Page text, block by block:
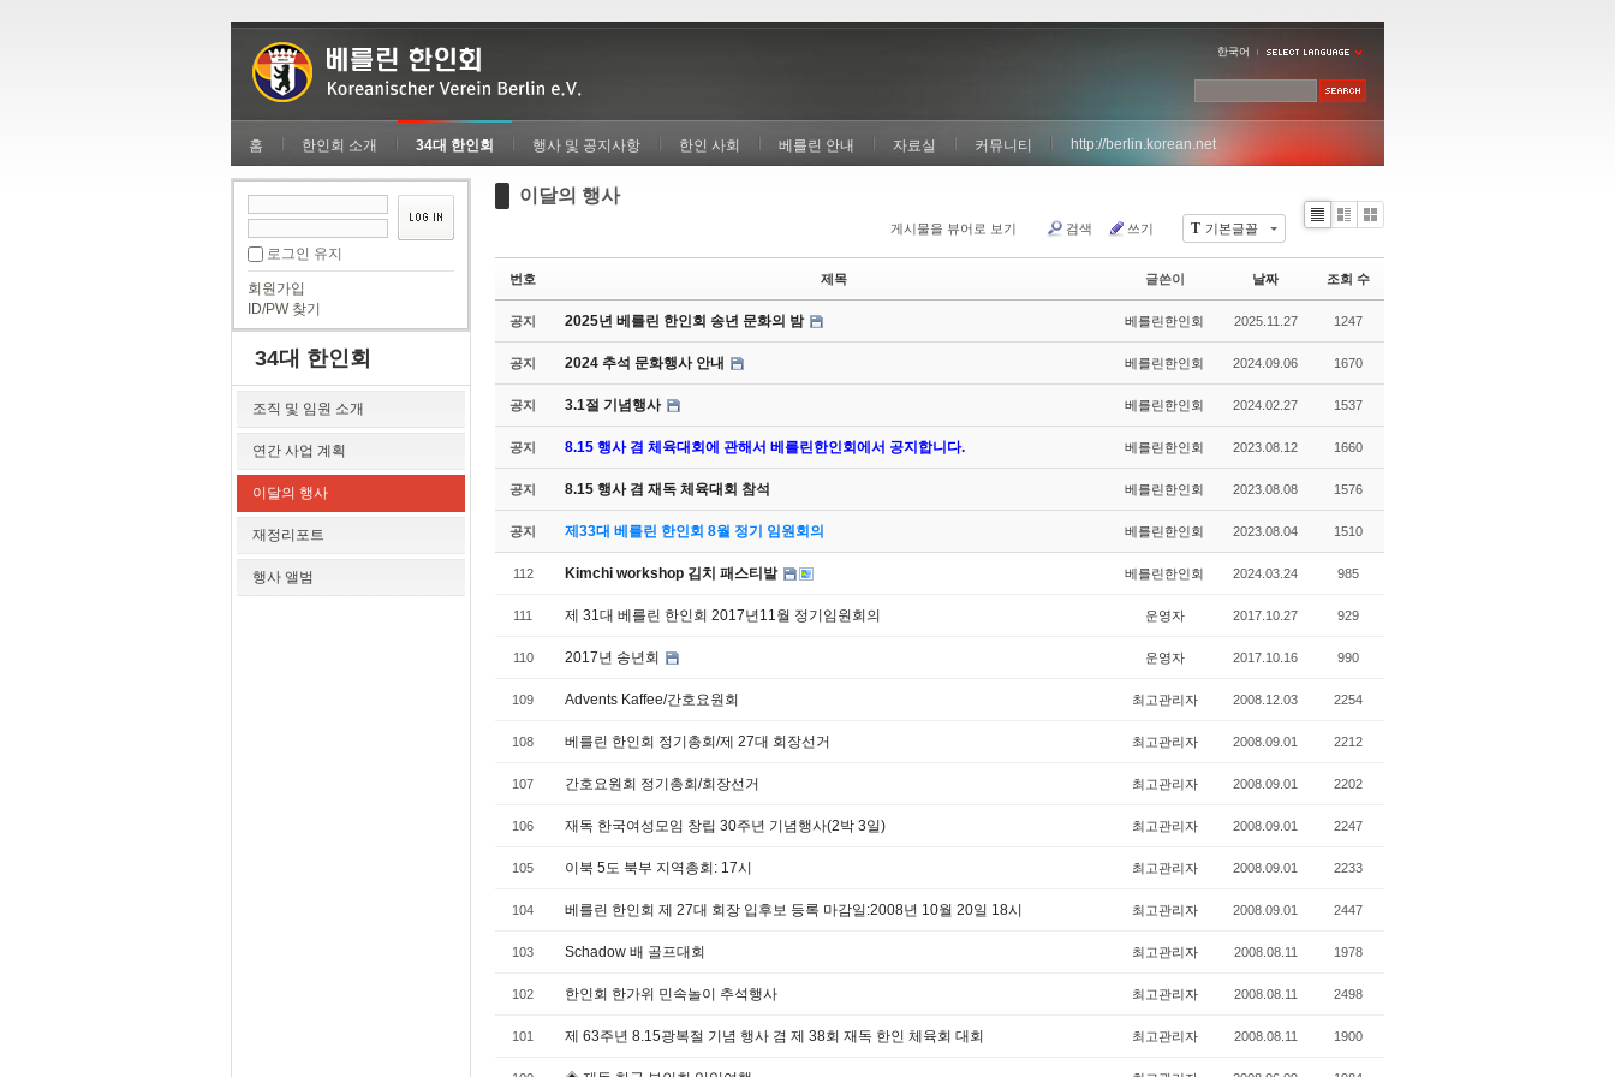
한국어
홈 한인회 소개 34대 한인회 행사 및 공지사항 한인 사회 베를린 안내 자료실 커뮤니티 http://berlin.korean.net
로그인 유지
회원가입
ID/PW 찾기
34대 한인회
조직 및 임원 소개
연간 사업 계획
이달의 행사
재정리포트
행사 앨범
이달의 행사
T 기본글꼴
게시물을 뷰어로 보기 검색 쓰기
Li
st
Zi
n
e
G
al
le
r
번호 제목 글쓴이 날짜 조회 수
공지 2025년 베를린 한인회 송년 문화의 밤 베를린한인회 2025.11.27 1247
공지 2024 추석 문화행사 안내 베를린한인회 2024.09.06 1670
공지 3.1절 기념행사 베를린한인회 2024.02.27 1537
공지 8.15 행사 겸 체육대회에 관해서 베를린한인회에서 공지합니다. 베를린한인회 2023.08.12 1660
공지 8.15 행사 겸 재독 체육대회 참석 베를린한인회 2023.08.08 1576
공지 제33대 베를린 한인회 8월 정기 임원회의 베를린한인회 2023.08.04 1510
112 Kimchi workshop 김치 패스티발 베를린한인회 2024.03.24 985
111 제 31대 베를린 한인회 2017년11월 정기임원회의 운영자 2017.10.27 929
110 2017년 송년회 운영자 2017.10.16 990
109 Advents Kaffee/간호요원회 최고관리자 2008.12.03 2254
108 베를린 한인회 정기총회/제 27대 회장선거 최고관리자 2008.09.01 2212
107 간호요원회 정기총회/회장선거 최고관리자 2008.09.01 2202
106 재독 한국여성모임 창립 30주년 기념행사(2박 3일) 최고관리자 2008.09.01 2247
105 이북 5도 북부 지역총회: 17시 최고관리자 2008.09.01 2233
104 베를린 한인회 제 27대 회장 입후보 등록 마감일:2008년 10월 20일 18시 최고관리자 2008.09.01 2447
103 Schadow 배 골프대회 최고관리자 2008.08.11 1978
102 한인회 한가위 민속놀이 추석행사 최고관리자 2008.08.11 2498
101 제 63주년 8.15광복절 기념 행사 겸 제 38회 재독 한인 체육회 대회 최고관리자 2008.08.11 1900
Sketchbook5, 스케치북5
Sketchbook5, 스케치북5
Sketchbook5, 스케치북5